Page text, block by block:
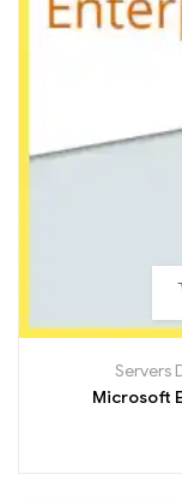
Servers
Microsoft